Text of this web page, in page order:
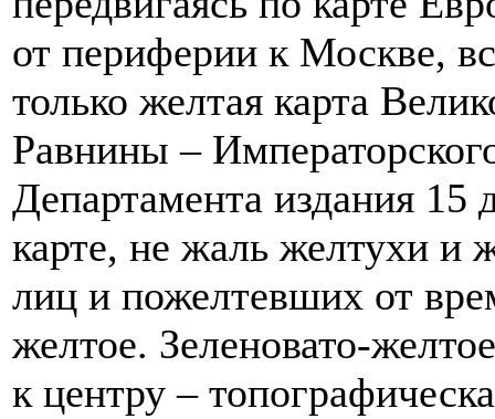
от периферии к Москве,
только желтая карта
Равнины –
Департамента издания 15
карте, не жаль желтухи и
лиц и пожелтевших от
желтое. Зеленовато-
к центру –